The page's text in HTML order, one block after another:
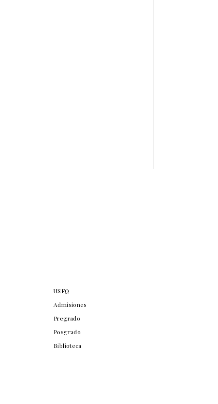
USFQ
Admisiones
Pregrado
Posgrado
Biblioteca